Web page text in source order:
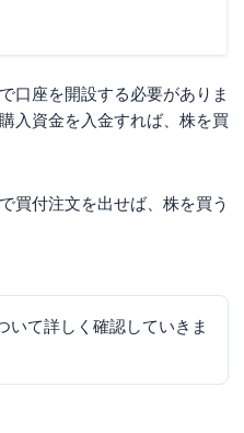
ある質問
知りたい
」の違いは？
口座を開設する必要がありま
入資金を入金すれば、株を買
買付注文を出せば、株を買う
いて詳しく確認していきま